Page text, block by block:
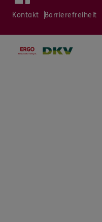
Kontakt Barrierefreiheit